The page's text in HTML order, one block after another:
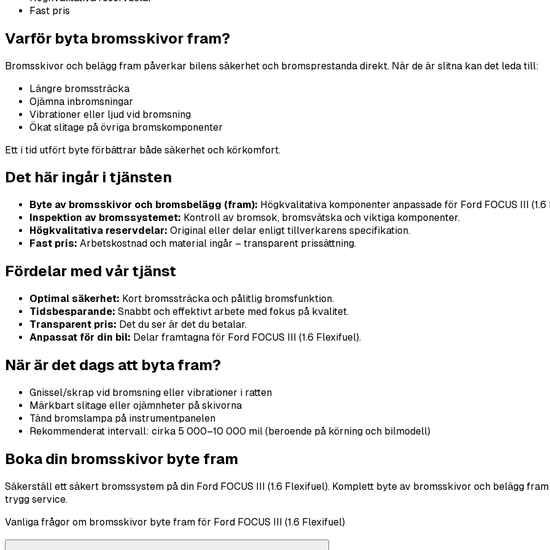
Fast pris
Varför byta bromsskivor fram?
Bromsskivor och belägg fram påverkar bilens säkerhet och bromsprestanda direkt. När de är slitna kan det leda till:
Längre bromssträcka
Ojämna inbromsningar
Vibrationer eller ljud vid bromsning
Ökat slitage på övriga bromskomponenter
Ett i tid utfört byte förbättrar både säkerhet och körkomfort.
Det här ingår i tjänsten
Byte av bromsskivor och bromsbelägg (fram): Högkvalitativa komponenter anpassade för Ford FOCUS III (1.6
Inspektion av bromssystemet: Kontroll av bromsok, bromsvätska och viktiga komponenter.
Högkvalitativa reservdelar: Original eller delar enligt tillverkarens specifikation.
Fast pris: Arbetskostnad och material ingår – transparent prissättning.
Fördelar med vår tjänst
Optimal säkerhet: Kort bromssträcka och pålitlig bromsfunktion.
Tidsbesparande: Snabbt och effektivt arbete med fokus på kvalitet.
Transparent pris: Det du ser är det du betalar.
Anpassat för din bil: Delar framtagna för Ford FOCUS III (1.6 Flexifuel).
När är det dags att byta fram?
Gnissel/skrap vid bromsning eller vibrationer i ratten
Märkbart slitage eller ojämnheter på skivorna
Tänd bromslampa på instrumentpanelen
Rekommenderat intervall: cirka 5 000–10 000 mil (beroende på körning och bilmodell)
Boka din bromsskivor byte fram
Säkerställ ett säkert bromssystem på din Ford FOCUS III (1.6 Flexifuel). Komplett byte av bromsskivor och belägg
trygg service.
Vanliga frågor om bromsskivor byte fram för Ford FOCUS III (1.6 Flexifuel)